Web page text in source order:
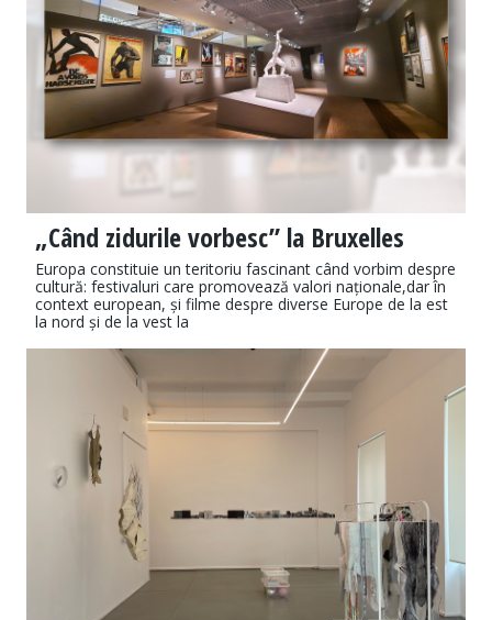
„Când zidurile vorbesc” la Bruxelles
Europa constituie un teritoriu fascinant când vorbim despre
cultură: festivaluri care promovează valori naționale,dar în
context european, și filme despre diverse Europe de la est
la nord și de la vest la